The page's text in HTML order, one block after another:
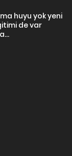
huyu yok yeni
de var